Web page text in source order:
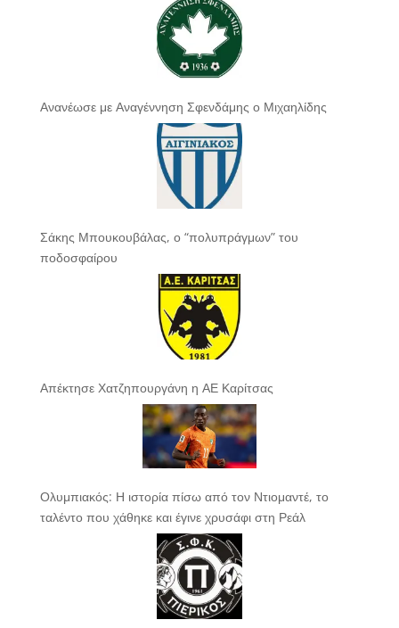
Ανανέωσε με Αναγέννηση Σφενδάμης ο Μιχαηλίδης
Σάκης Μπουκουβάλας, ο “πολυπράγμων” του
ποδοσφαίρου
Απέκτησε Χατζηπουργάνη η ΑΕ Καρίτσας
Ολυμπιακός: Η ιστορία πίσω από τον Ντιομαντέ, το
ταλέντο που χάθηκε και έγινε χρυσάφι στη Ρεάλ